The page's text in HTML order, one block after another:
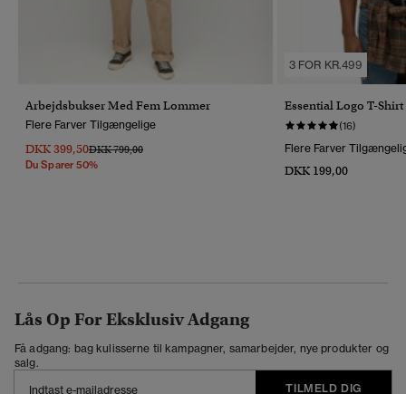
Arbejdsbukser Med Fem Lommer
Flere Farver Tilgængelige
DKK 399,50Pris Nedsat Fra
DKK 799,00Til
Du Sparer 50%
3 FOR KR.499
Essential Logo T-Shirt
(16)
Flere Farver
DKK 199,00
Lås Op For Eksklusiv Adgang
Få adgang: bag kulisserne til kampagner, samarbejder, nye produkter og
salg.
TILMELD DIG